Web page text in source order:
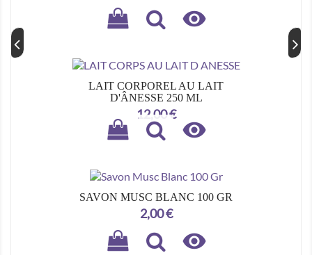

LAIT CORPOREL AU LAIT
D'ÂNESSE 250 ML
Prix
12,00 €

SAVON MUSC BLANC 100 GR
Prix
2,00 €
